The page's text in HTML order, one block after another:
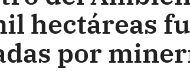
hectáreas
por